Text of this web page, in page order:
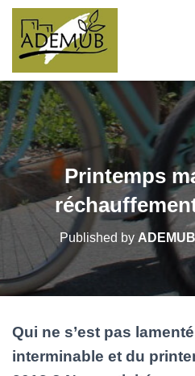
Printemps
Published by ADEMUB
Qui ne s’est pas
interminable et du